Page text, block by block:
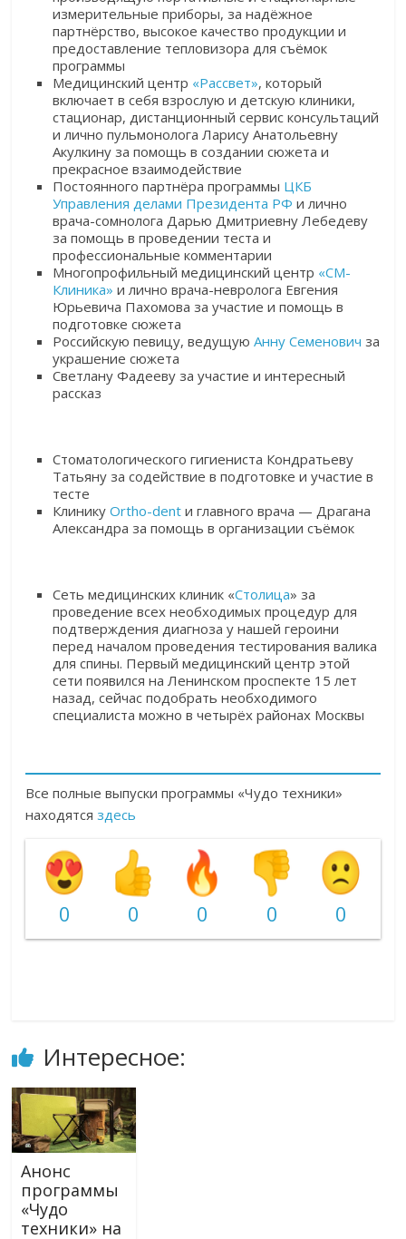
измерительные приборы, за надёжное
партнёрство, высокое качество продукции и
предоставление тепловизора для съёмок
программы
Медицинский центр «Рассвет», который
включает в себя взрослую и детскую клиники,
стационар, дистанционный сервис консультаций
и лично пульмонолога Ларису Анатольевну
Акулкину за помощь в создании сюжета и
прекрасное взаимодействие
Постоянного партнёра программы ЦКБ
Управления делами Президента РФ и лично
врача-сомнолога Дарью Дмитриевну Лебедеву
за помощь в проведении теста и
профессиональные комментарии
Многопрофильный медицинский центр «СМ-
Клиника» и лично врача-невролога Евгения
Юрьевича Пахомова за участие и помощь в
подготовке сюжета
Российскую певицу, ведущуюАнну Семенович за
украшение сюжета
Светлану Фадееву за участие и интересный
рассказ
Стоматологического гигиениста Кондратьеву
Татьяну за содействие в подготовке и участие в
тесте
КлиникуOrtho-dent и главного врача — Драгана
Александра за помощь в организации съёмок
Сеть медицинских клиник «Столица» за
проведение всех необходимых процедур для
подтверждения диагноза у нашей героини
перед началом проведения тестирования валика
для спины. Первый медицинский центр этой
сети появился на Ленинском проспекте 15 лет
назад, сейчас подобрать необходимого
специалиста можно в четырёх районах Москвы
Все полные выпуски программы «Чудо техники»
находятсяздесь
0 0 0 0 0
Интересное:
Анонс
программы
«Чудо
техники» на